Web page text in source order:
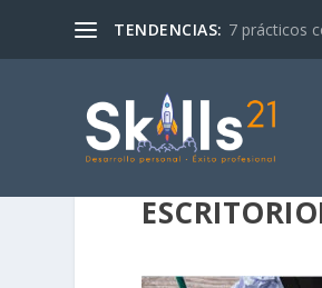
TENDENCIAS: 7 prácticos